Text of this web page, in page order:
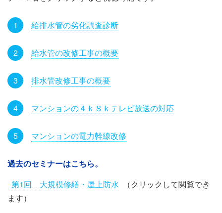
給排水管の劣化調査診断
給水管の改修工事の概要
排水管改修工事の概要
マンションの４ｋ８ｋテレビ放送の対応
マンションの電力幹線改修
過去のセミナーはこちら。
第1回 大規模修繕・屋上防水
（クリックして閲覧でき
ます）